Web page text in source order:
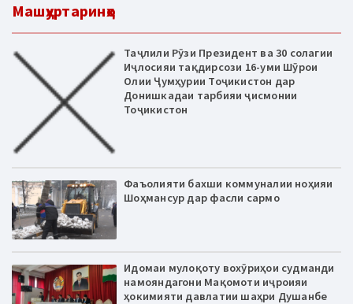
Машҳуртаринҳо
Таҷлили Рӯзи Президент ва 30 солагии
Иҷлосияи тақдирсози 16-уми Шӯрои
Олии Ҷумҳурии Тоҷикистон дар
Донишкадаи тарбияи ҷисмонии
Тоҷикистон
Фаъолияти бахши коммуналии ноҳияи
Шоҳмансур дар фасли сармо
Идомаи мулоқоту вохӯриҳои судманди
намояндагони Мақомоти иҷроияи
ҳокимияти давлатии шаҳри Душанбе